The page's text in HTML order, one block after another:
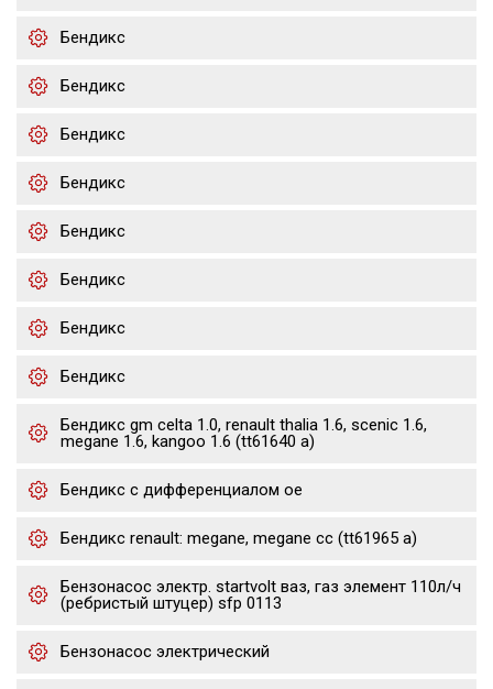
Бендикс
Бендикс
Бендикс
Бендикс
Бендикс
Бендикс
Бендикс
Бендикс
Бендикс gm celta 1.0, renault thalia 1.6, scenic 1.6,
megane 1.6, kangoo 1.6 (tt61640 a)
Бендикс с дифференциалом oe
Бендикс renault: megane, megane cc (tt61965 a)
Бензонасос электр. startvolt ваз, газ элемент 110л/ч
(ребристый штуцер) sfp 0113
Бензонасос электрический